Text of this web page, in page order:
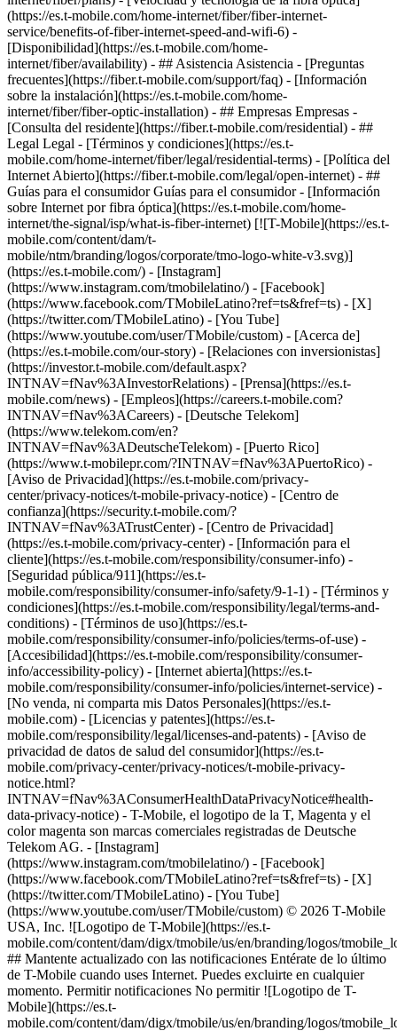
(https://es.t-mobile.com/home-internet/fiber/fiber-internet-
service/benefits-of-fiber-internet-speed-and-wifi-6) -
[Disponibilidad](https://es.t-mobile.com/home-
internet/fiber/availability) - ## Asistencia Asistencia - [Preguntas
frecuentes](https://fiber.t-mobile.com/support/faq) - [Información
sobre la instalación](https://es.t-mobile.com/home-
internet/fiber/fiber-optic-installation) - ## Empresas Empresas -
[Consulta del residente](https://fiber.t-mobile.com/residential) - ##
Legal Legal - [Términos y condiciones](https://es.t-
mobile.com/home-internet/fiber/legal/residential-terms) - [Política del
Internet Abierto](https://fiber.t-mobile.com/legal/open-internet) - ##
Guías para el consumidor Guías para el consumidor - [Información
sobre Internet por fibra óptica](https://es.t-mobile.com/home-
internet/the-signal/isp/what-is-fiber-internet) [![T-Mobile](https://es.t-
mobile.com/content/dam/t-
mobile/ntm/branding/logos/corporate/tmo-logo-white-v3.svg)]
(https://es.t-mobile.com/) - [Instagram]
(https://www.instagram.com/tmobilelatino/) - [Facebook]
(https://www.facebook.com/TMobileLatino?ref=ts&fref=ts) - [X]
(https://twitter.com/TMobileLatino) - [You Tube]
(https://www.youtube.com/user/TMobile/custom) - [Acerca de]
(https://es.t-mobile.com/our-story) - [Relaciones con inversionistas]
(https://investor.t-mobile.com/default.aspx?
INTNAV=fNav%3AInvestorRelations) - [Prensa](https://es.t-
mobile.com/news) - [Empleos](https://careers.t-mobile.com?
INTNAV=fNav%3ACareers) - [Deutsche Telekom]
(https://www.telekom.com/en?
INTNAV=fNav%3ADeutscheTelekom) - [Puerto Rico]
(https://www.t-mobilepr.com/?INTNAV=fNav%3APuertoRico) -
[Aviso de Privacidad](https://es.t-mobile.com/privacy-
center/privacy-notices/t-mobile-privacy-notice) - [Centro de
confianza](https://security.t-mobile.com/?
INTNAV=fNav%3ATrustCenter) - [Centro de Privacidad]
(https://es.t-mobile.com/privacy-center) - [Información para el
cliente](https://es.t-mobile.com/responsibility/consumer-info) -
[Seguridad pública/911](https://es.t-
mobile.com/responsibility/consumer-info/safety/9-1-1) - [Términos y
condiciones](https://es.t-mobile.com/responsibility/legal/terms-and-
conditions) - [Términos de uso](https://es.t-
mobile.com/responsibility/consumer-info/policies/terms-of-use) -
[Accesibilidad](https://es.t-mobile.com/responsibility/consumer-
info/accessibility-policy) - [Internet abierta](https://es.t-
mobile.com/responsibility/consumer-info/policies/internet-service) -
[No venda, ni comparta mis Datos Personales](https://es.t-
mobile.com) - [Licencias y patentes](https://es.t-
mobile.com/responsibility/legal/licenses-and-patents) - [Aviso de
privacidad de datos de salud del consumidor](https://es.t-
mobile.com/privacy-center/privacy-notices/t-mobile-privacy-
notice.html?
INTNAV=fNav%3AConsumerHealthDataPrivacyNotice#health-
data-privacy-notice) - T-Mobile, el logotipo de la T, Magenta y el
color magenta son marcas comerciales registradas de Deutsche
Telekom AG. - [Instagram]
(https://www.instagram.com/tmobilelatino/) - [Facebook]
(https://www.facebook.com/TMobileLatino?ref=ts&fref=ts) - [X]
(https://twitter.com/TMobileLatino) - [You Tube]
(https://www.youtube.com/user/TMobile/custom) © 2026 T‑Mobile
USA, Inc. ![Logotipo de T-Mobile](https://es.t-
mobile.com/content/dam/digx/tmobile/us/en/branding/logos/
## Mantente actualizado con las notificaciones Entérate de lo último
de T-Mobile cuando uses Internet. Puedes excluirte en cualquier
momento. Permitir notificaciones No permitir ![Logotipo de T-
Mobile](https://es.t-
mobile.com/content/dam/digx/tmobile/us/en/branding/logos/